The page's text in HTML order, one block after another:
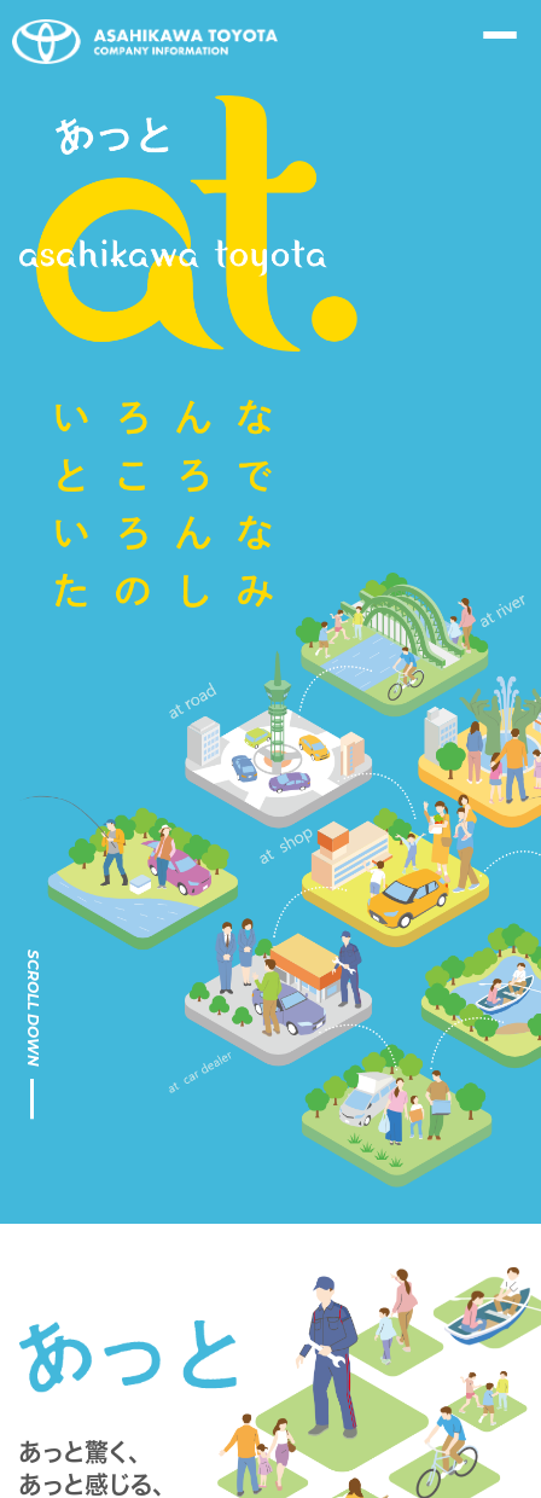
SCROLL DOWN
あっと驚く、
あっと感じる、